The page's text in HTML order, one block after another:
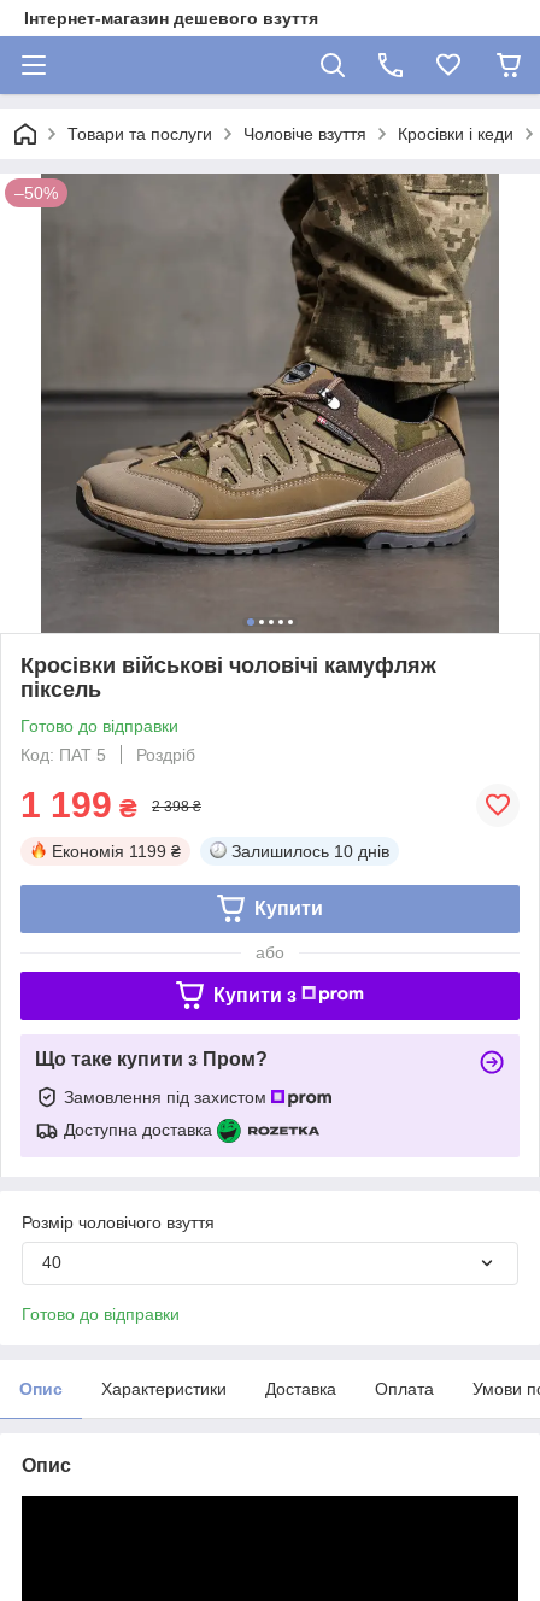
Інтернет-магазин дешевого взуття
Товари та послуги Чоловіче взуття Кросівки і кеди
–50%
Кросівки військові чоловічі камуфляж
піксель
Готово до відправки
Код: ПАТ 5
Роздріб
1 199 ₴ 2 398 ₴
Економія 1199 ₴ Залишилось 10 днів
Купити
або
Купити з
Що таке купити з Пром?
Замовлення під захистом
Доступна доставка
Розмір чоловічого взуття
40
Готово до відправки
Опис Характеристики Доставка Оплата Умови
Опис